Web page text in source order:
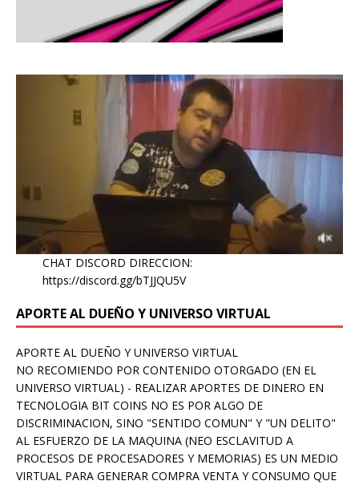
CHAT DISCORD DIRECCION:
https://discord.gg/bTJJQU5V
APORTE AL DUEÑO Y UNIVERSO VIRTUAL
APORTE AL DUEÑO Y UNIVERSO VIRTUAL
NO RECOMIENDO POR CONTENIDO OTORGADO (EN EL
UNIVERSO VIRTUAL) - REALIZAR APORTES DE DINERO EN
TECNOLOGIA BIT COINS NO ES POR ALGO DE
DISCRIMINACION, SINO "SENTIDO COMUN" Y "UN DELITO"
AL ESFUERZO DE LA MAQUINA (NEO ESCLAVITUD A
PROCESOS DE PROCESADORES Y MEMORIAS) ES UN MEDIO
VIRTUAL PARA GENERAR COMPRA VENTA Y CONSUMO QUE